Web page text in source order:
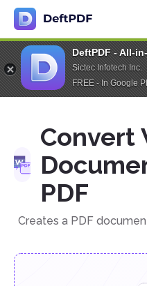
DeftPDF - All-
Sictec Infotech Inc.
FREE - In Google
Convert
PDF
Creates a PDF